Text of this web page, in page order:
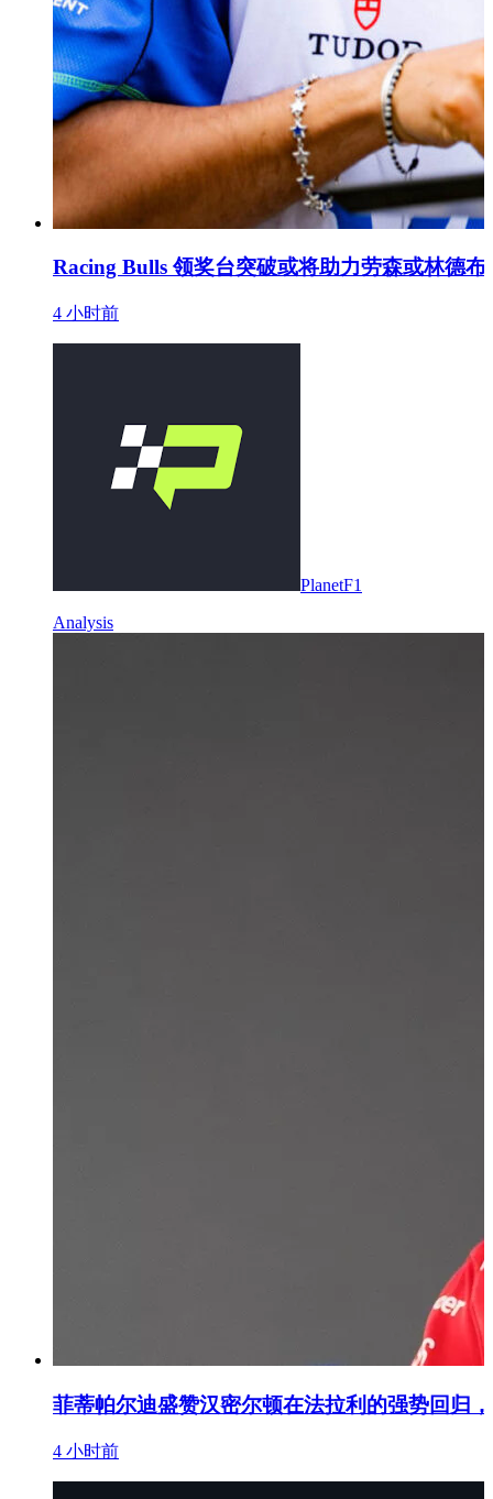
Racing Bulls 领奖台突破或将助力劳森或林德
4 小时前
PlanetF1
Analysis
菲蒂帕尔迪盛赞汉密尔顿在法拉利的强势回归
4 小时前